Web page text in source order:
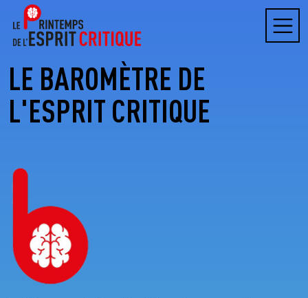
LE BAROMÈTRE DE
L'ESPRIT CRITIQUE